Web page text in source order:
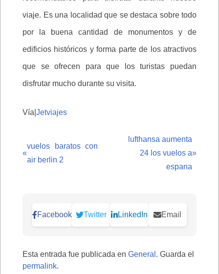
viaje. Es una localidad que se destaca sobre todo
por la buena cantidad de monumentos y de
edificios históricos y forma parte de los atractivos
que se ofrecen para que los turistas puedan
disfrutar mucho durante su visita.
Vía| Jetviajes
«
vuelos baratos con
air berlin 2
lufthansa aumenta
24 los vuelos a
espana
»
Facebook Twitter LinkedIn Email
Esta entrada fue publicada en General . Guarda el
permalink.